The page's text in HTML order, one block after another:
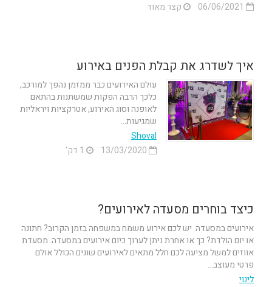
קצר מאוד
איך לשדרג את קבלת הפנים באירוע
עולם האירועים כבר ממזמן נהפך למורכב,
כלכך הרבה הפקות שמשתנות בהתאם
לאופנה וסוג האירוע, אטרקציות ויראליות
שמגיעות...
Shoval
כיצד בוחרים מסעדה לאירועים?
אירועים במסעדה יש לכם אירוע משמח במשפחה בזמן הקרוב? חתונה
או יום הולדת? כך או אחרת ניתן לערוך כיום אירועים במסעדה. מסעדת
אווזים למשל מציעה לכם חלל מתאים לאירועים שונים הכולל אולם
פרטי מעוצב...
לינוי